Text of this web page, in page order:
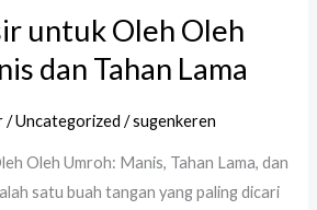
untuk Oleh Oleh
dan Tahan Lama
/Uncategorized /sugenkeren
Oleh Umroh: Manis, Tahan Lama, dan
satu buah tangan yang paling dicari